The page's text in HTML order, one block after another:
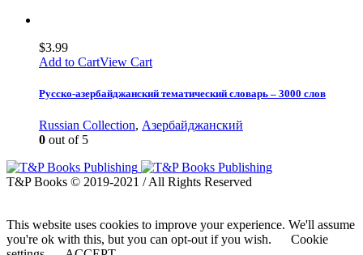
$3.99
Add to CartView Cart
Русско-азербайджанский тематический словарь – 3000 слов
Russian Collection, Азербайджанский
0 out of 5
T&P Books © 2019-2021 / All Rights Reserved
This website uses cookies to improve your experience. We'll assume
you're ok with this, but you can opt-out if you wish.
Cookie